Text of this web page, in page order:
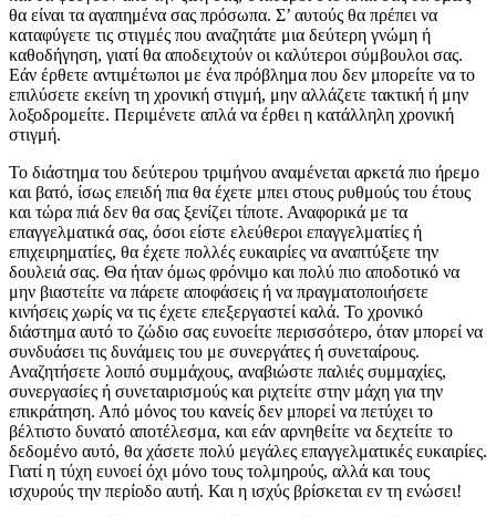
θα είναι τα αγαπημένα σας πρόσωπα. Σ’ αυτούς θα πρέπει να
καταφύγετε τις στιγμές που αναζητάτε μια δεύτερη γνώμη ή
καθοδήγηση, γιατί θα αποδειχτούν οι καλύτεροι σύμβουλοι σας.
Εάν έρθετε αντιμέτωποι με ένα πρόβλημα που δεν μπορείτε να το
επιλύσετε εκείνη τη χρονική στιγμή, μην αλλάζετε τακτική ή μην
λοξοδρομείτε. Περιμένετε απλά να έρθει η κατάλληλη χρονική
στιγμή.
Το διάστημα του δεύτερου τριμήνου αναμένεται αρκετά πιο ήρεμο
και βατό, ίσως επειδή πια θα έχετε μπει στους ρυθμούς του έτους
και τώρα πιά δεν θα σας ξενίζει τίποτε. Αναφορικά με τα
επαγγελματικά σας, όσοι είστε ελεύθεροι επαγγελματίες ή
επιχειρηματίες, θα έχετε πολλές ευκαιρίες να αναπτύξετε την
δουλειά σας. Θα ήταν όμως φρόνιμο και πολύ πιο αποδοτικό να
μην βιαστείτε να πάρετε αποφάσεις ή να πραγματοποιήσετε
κινήσεις χωρίς να τις έχετε επεξεργαστεί καλά. Το χρονικό
διάστημα αυτό το ζώδιο σας ευνοείτε περισσότερο, όταν μπορεί να
συνδυάσει τις δυνάμεις του με συνεργάτες ή συνεταίρους.
Αναζητήσετε λοιπό συμμάχους, αναβιώστε παλιές συμμαχίες,
συνεργασίες ή συνεταιρισμούς και ριχτείτε στην μάχη για την
επικράτηση. Από μόνος του κανείς δεν μπορεί να πετύχει το
βέλτιστο δυνατό αποτέλεσμα, και εάν αρνηθείτε να δεχτείτε το
δεδομένο αυτό, θα χάσετε πολύ μεγάλες επαγγελματικές ευκαιρίες.
Γιατί η τύχη ευνοεί όχι μόνο τους τολμηρούς, αλλά και τους
ισχυρούς την περίοδο αυτή. Και η ισχύς βρίσκεται εν τη ενώσει!